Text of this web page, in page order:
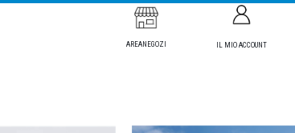
AREANEGOZI IL MIO ACCOUNT